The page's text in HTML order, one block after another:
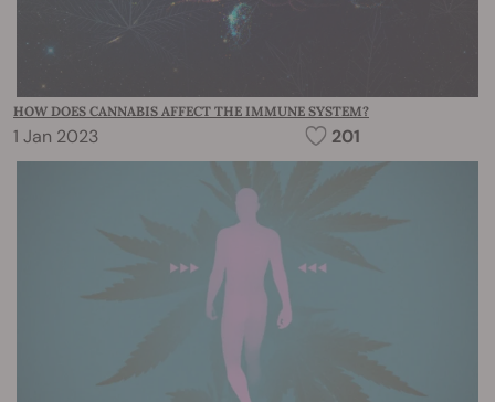
HOW DOES CANNABIS AFFECT THE IMMUNE SYSTEM?
1 Jan 2023 201